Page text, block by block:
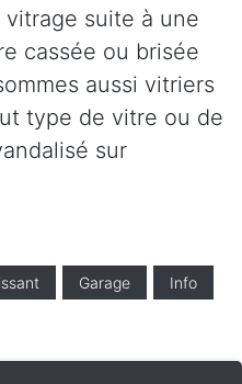
suite à une
cassée ou brisée
aussi vitriers
type de vitre ou de
sur
Garage Info